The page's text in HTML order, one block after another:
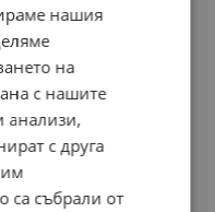
нашия
на
с нашите
анализи,
с друга
са събрали от